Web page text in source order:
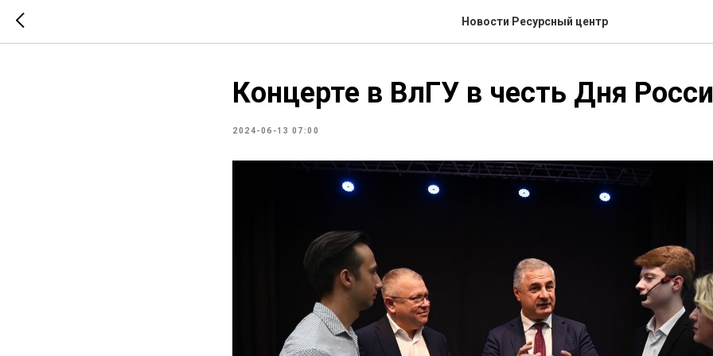
Новости Ресурсный центр
Концерте в ВлГУ в честь Дня
2024-06-13 07:00